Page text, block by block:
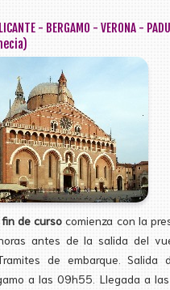
- BERGAMO - VERONA -
de curso comienza con la
antes de la salida del
de embarque. Salida
a las 09h55. Llegada a